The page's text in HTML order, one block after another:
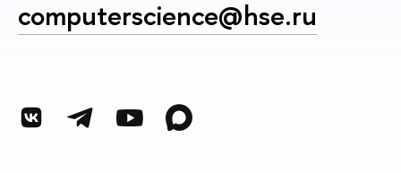
computerscience@hse.ru